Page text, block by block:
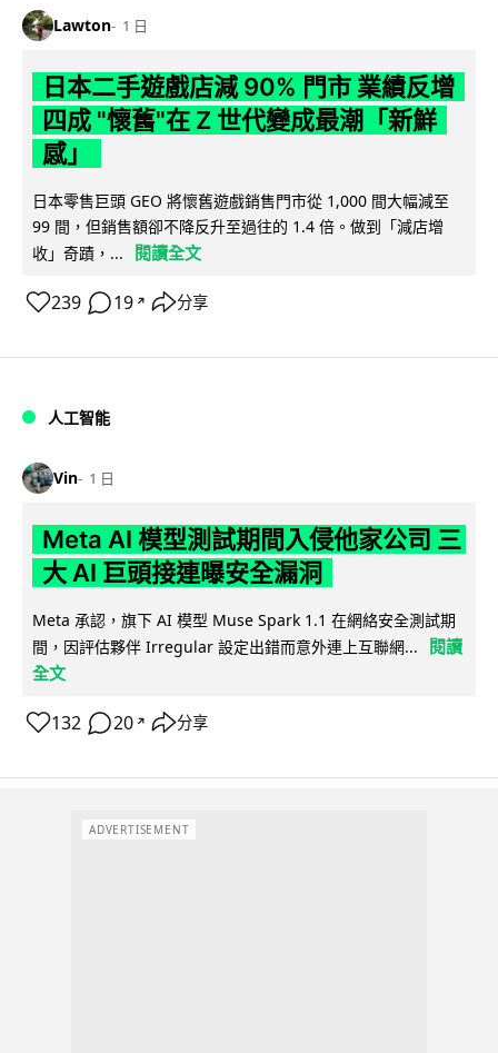
Lawton 1 日
日本二手遊戲店減 90% 門市 業績反增
四成 "懷舊"在 Z 世代變成最潮「新鮮
感」
日本零售巨頭 GEO 將懷舊遊戲銷售門市從 1,000 間大幅減至
99 間，但銷售額卻不降反升至過往的 1.4 倍。做到「減店增
收」奇蹟，...
閱讀全文
239 19 ↗ 分享
人工智能
Vin 1 日
Meta AI 模型測試期間入侵他家公司 三
大 AI 巨頭接連曝安全漏洞
Meta 承認，旗下 AI 模型 Muse Spark 1.1 在網絡安全測試期
間，因評估夥伴 Irregular 設定出錯而意外連上互聯網...
閱讀
全文
132 20 ↗ 分享
ADVERTISEMENT